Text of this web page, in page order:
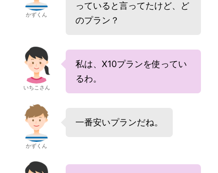
かずくん
っていると言ってたけど、ど
のプラン？
いちこさん
私は、X10プランを使ってい
るわ。
かずくん
一番安いプランだね。